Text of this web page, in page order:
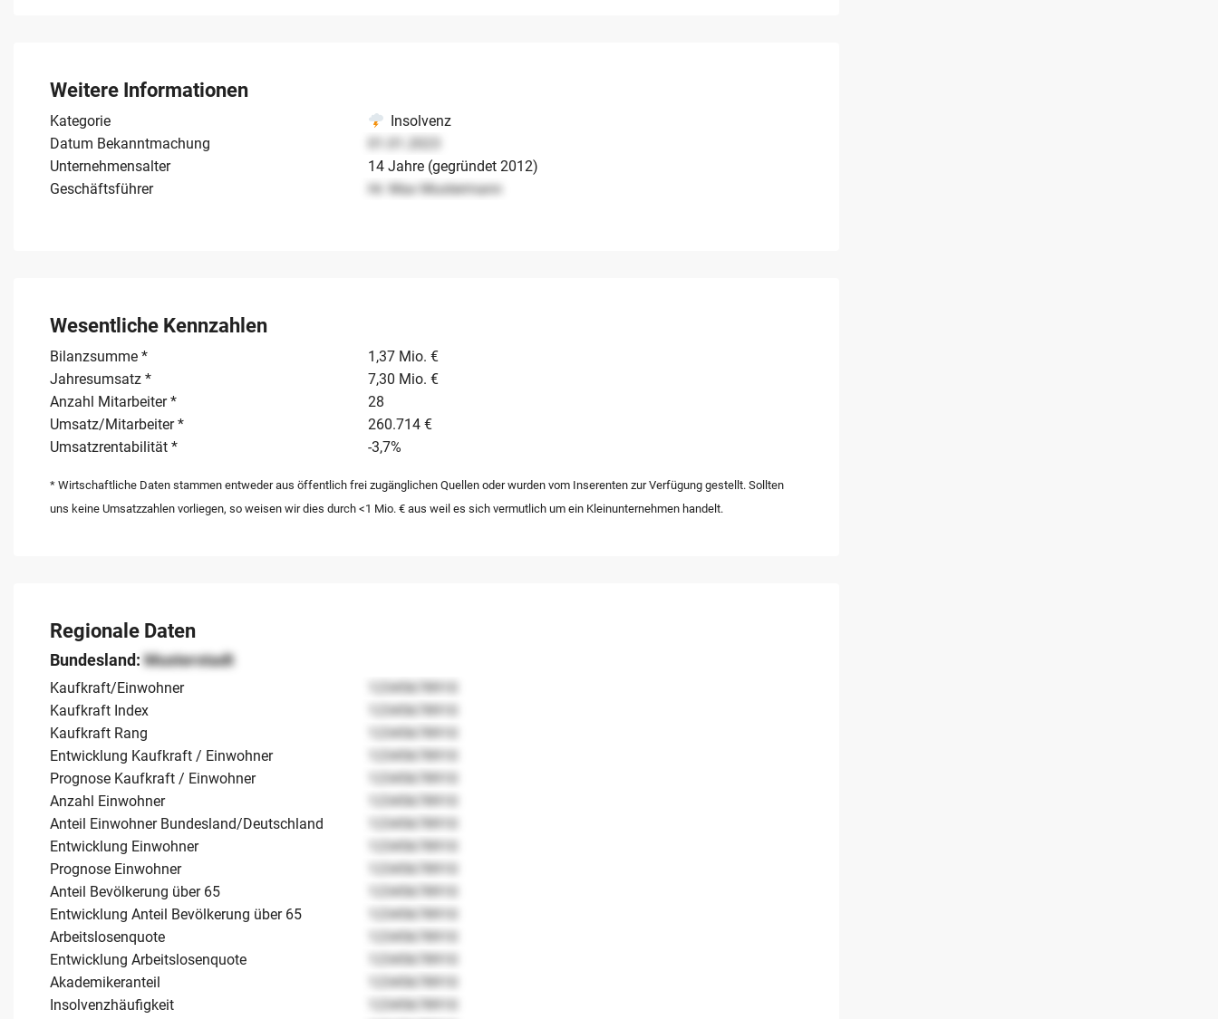
Weitere Informationen
Kategorie
Insolvenz
Datum Bekanntmachung
Unternehmensalter
14 Jahre (gegründet 2012)
Geschäftsführer
Hr. Max Mustermann
Wesentliche Kennzahlen
Bilanzsumme *
1,37 Mio. €
Jahresumsatz *
7,30 Mio. €
Anzahl Mitarbeiter *
28
Umsatz/Mitarbeiter *
260.714 €
Umsatzrentabilität *
-3,7%
* Wirtschaftliche Daten stammen entweder aus öffentlich frei zugänglichen Quellen oder wurden vom Inserenten zur Verfügung gestellt. Sollten
uns keine Umsatzzahlen vorliegen, so weisen wir dies durch <1 Mio. € aus weil es sich vermutlich um ein Kleinunternehmen handelt.
Regionale Daten
Bundesland: Musterstadt
Kaufkraft/Einwohner
12345678910
Kaufkraft Index
12345678910
Kaufkraft Rang
12345678910
Entwicklung Kaufkraft / Einwohner
12345678910
Prognose Kaufkraft / Einwohner
12345678910
Anzahl Einwohner
12345678910
Anteil Einwohner Bundesland/Deutschland
12345678910
Entwicklung Einwohner
12345678910
Prognose Einwohner
12345678910
Anteil Bevölkerung über 65
12345678910
Entwicklung Anteil Bevölkerung über 65
12345678910
Arbeitslosenquote
12345678910
Entwicklung Arbeitslosenquote
12345678910
Akademikeranteil
12345678910
Insolvenzhäufigkeit
12345678910